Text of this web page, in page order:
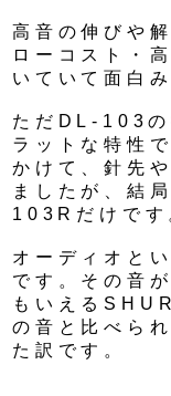
高音の伸びや
ローコスト・
いていて面白
ただDL-103の
ラットな特性
かけて、針先
ましたが、結
103Rだけです
オーディオと
です。その音
もいえる
の音と比べら
た訳です。